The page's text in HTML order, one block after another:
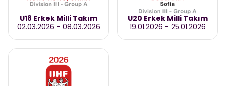
U18 Erkek Milli Takım
02.03.2026 - 08.03.2026
U20 Erkek Milli Takım
19.01.2026 - 25.01.2026